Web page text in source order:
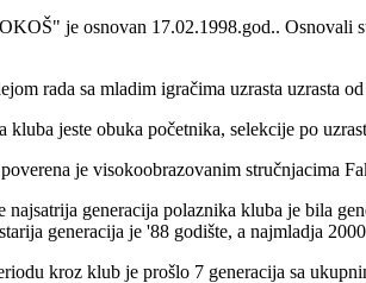
je osnovan 17.02.1998.god.. Osnovali
rada sa mladim igračima uzrasta uzrasta
kluba jeste obuka početnika, selekcije po
je visokoobrazovanim stručnjacima
najsatrija generacija polaznika kluba je bila
generacija je '88 godište, a najmladja
kroz klub je prošlo 7 generacija sa